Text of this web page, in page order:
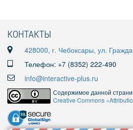
КОНТАКТЫ
428000, г. Чебоксары, ул.
Телефон: +7 (8352) 222-490
info@interactive-plus.ru
Содержимое данной
Creative Commons